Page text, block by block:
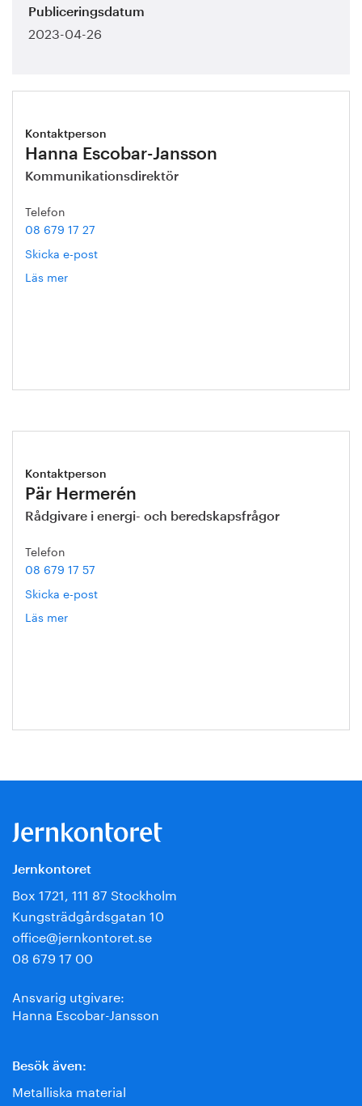
Publiceringsdatum
2023-04-26
Kontaktperson
Hanna Escobar-Jansson
Kommunikationsdirektör
Telefon
08 679 17 27
Skicka e-post
Läs mer
Kontaktperson
Pär Hermerén
Rådgivare i energi- och beredskapsfrågor
Telefon
08 679 17 57
Skicka e-post
Läs mer
Jernkontoret
Box 1721, 111 87 Stockholm
Kungsträdgårdsgatan 10
office@jernkontoret.se
08 679 17 00
Ansvarig utgivare:
Hanna Escobar-Jansson
Besök även:
Metalliska material